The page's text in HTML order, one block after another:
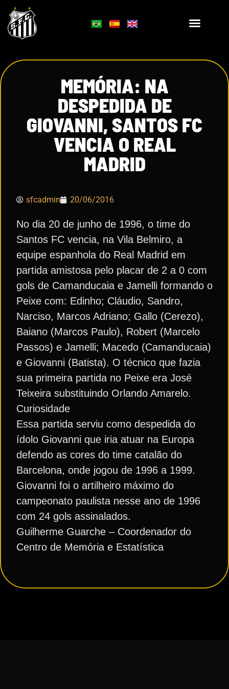
MEMÓRIA: NA
DESPEDIDA DE
GIOVANNI, SANTOS FC
VENCIA O REAL
MADRID
sfcadmin 20/06/2016
No dia 20 de junho de 1996, o time do
Santos FC vencia, na Vila Belmiro, a
equipe espanhola do Real Madrid em
partida amistosa pelo placar de 2 a 0 com
gols de Camanducaia e Jamelli formando o
Peixe com: Edinho; Cláudio, Sandro,
Narciso, Marcos Adriano; Gallo (Cerezo),
Baiano (Marcos Paulo), Robert (Marcelo
Passos) e Jamelli; Macedo (Camanducaia)
e Giovanni (Batista). O técnico que fazia
sua primeira partida no Peixe era José
Teixeira substituindo Orlando Amarelo.
Curiosidade
Essa partida serviu como despedida do
ídolo Giovanni que iria atuar na Europa
defendo as cores do time catalão do
Barcelona, onde jogou de 1996 a 1999.
Giovanni foi o artilheiro máximo do
campeonato paulista nesse ano de 1996
com 24 gols assinalados.
Guilherme Guarche – Coordenador do
Centro de Memória e Estatística